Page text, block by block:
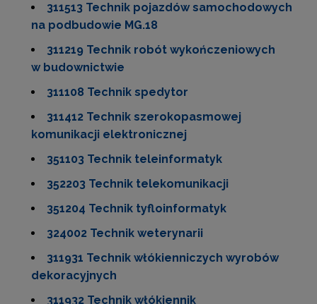
311513 Technik pojazdów samochodowych
na podbudowie MG.18
311219 Technik robót wykończeniowych
w budownictwie
311108 Technik spedytor
311412 Technik szerokopasmowej
komunikacji elektronicznej
351103 Technik teleinformatyk
352203 Technik telekomunikacji
351204 Technik tyfloinformatyk
324002 Technik weterynarii
311931 Technik włókienniczych wyrobów
dekoracyjnych
311932 Technik włókiennik